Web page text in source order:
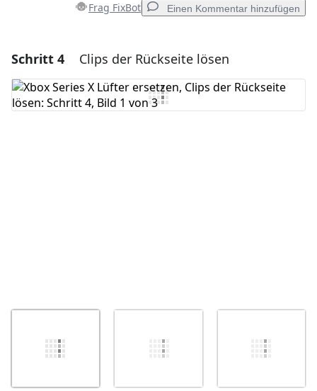
Frag FixBot Einen Kommentar hinzufügen
Einen Kommentar hinzufügen
Kommentar hinzufügen
Schritt 4 Clips der Rückseite lösen